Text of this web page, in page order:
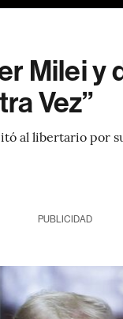
Milei y
Vez”
al libertario por
PUBLICIDAD